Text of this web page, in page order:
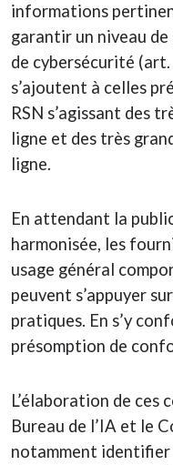
informations
garantir un niveau
de cybersécurité
s’ajoutent à celles
RSN s’agissant des
ligne et des très
ligne.
En attendant la
harmonisée, les
usage général
peuvent s’appuyer
pratiques. En s’y
présomption de
L’élaboration de ces
Bureau de l’IA et le
notamment